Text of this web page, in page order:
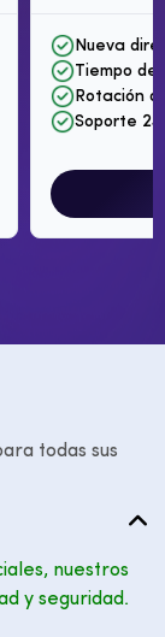
Nueva
Tiempo de
Rotación
Soporte
todas sus
nuestros
y seguridad.